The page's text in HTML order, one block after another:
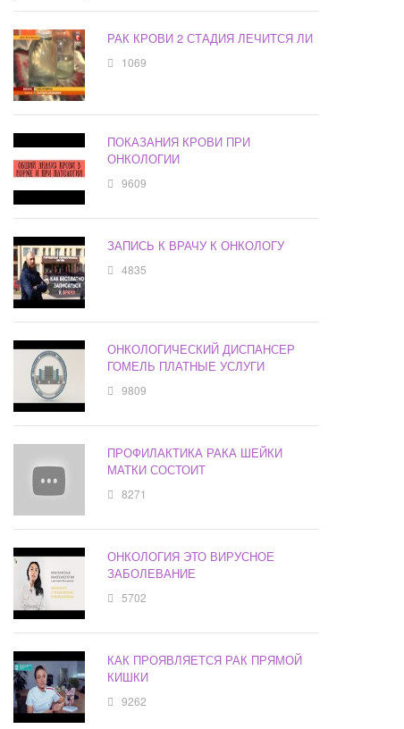
РАК КРОВИ 2 СТАДИЯ ЛЕЧИТСЯ ЛИ
1069
ПОКАЗАНИЯ КРОВИ ПРИ
ОНКОЛОГИИ
9609
ЗАПИСЬ К ВРАЧУ К ОНКОЛОГУ
4835
ОНКОЛОГИЧЕСКИЙ ДИСПАНСЕР
ГОМЕЛЬ ПЛАТНЫЕ УСЛУГИ
9809
ПРОФИЛАКТИКА РАКА ШЕЙКИ
МАТКИ СОСТОИТ
8271
ОНКОЛОГИЯ ЭТО ВИРУСНОЕ
ЗАБОЛЕВАНИЕ
5702
КАК ПРОЯВЛЯЕТСЯ РАК ПРЯМОЙ
КИШКИ
9262